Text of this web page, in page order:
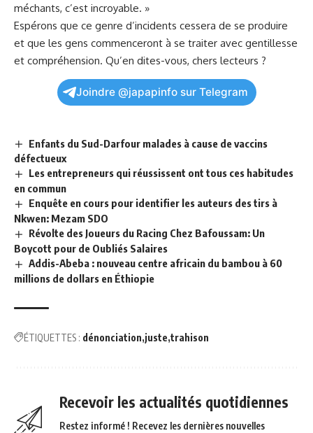
méchants, c’est incroyable. »
Espérons que ce genre d’incidents cessera de se produire
et que les gens commenceront à se traiter avec ⁣gentillesse
et compréhension. Qu’en dites-vous, chers lecteurs ?
Joindre @japapinfo sur Telegram
Enfants du Sud-Darfour malades à cause de vaccins
défectueux
Les entrepreneurs qui réussissent ont tous ces habitudes
en commun
Enquête en cours pour identifier les auteurs des tirs à
Nkwen: Mezam SDO
Révolte des Joueurs du Racing Chez Bafoussam: Un
Boycott pour de Oubliés Salaires
Addis-Abeba : nouveau centre africain du bambou à 60
millions de dollars en Éthiopie
ÉTIQUETTES : dénonciation juste trahison
Recevoir les actualités quotidiennes
Restez informé ! Recevez les dernières nouvelles